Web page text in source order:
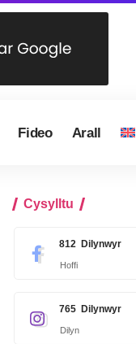
Fideo Arall
Cysylltu
812 Dilynwyr
Hoffi
765 Dilynwyr
Dilyn